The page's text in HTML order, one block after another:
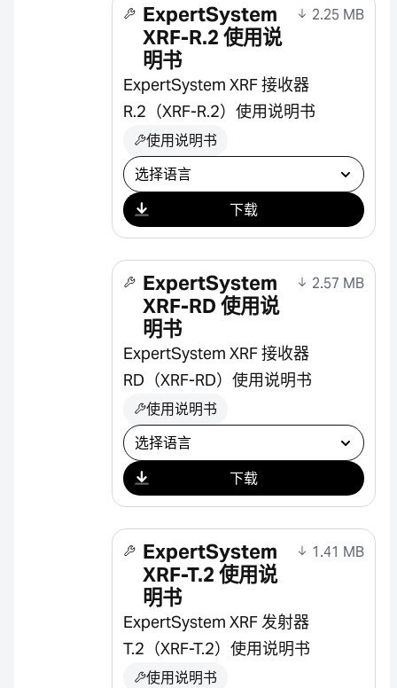
ExpertSystem
XRF-R.2 使用说
明书
2.25 MB
ExpertSystem XRF 接收器
R.2（XRF-R.2）使用说明书
使用说明书
选择下载
下载
ExpertSystem
XRF-RD 使用说
明书
2.57 MB
ExpertSystem XRF 接收器
RD（XRF-RD）使用说明书
使用说明书
选择下载
下载
ExpertSystem
XRF-T.2 使用说
明书
1.41 MB
ExpertSystem XRF 发射器
T.2（XRF-T.2）使用说明书
使用说明书